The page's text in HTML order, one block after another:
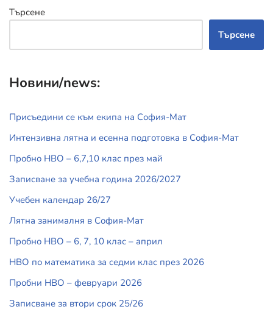
Търсене
Търсене
Новини/news:
Присъедини се към екипа на София-Мат
Интензивна лятна и есенна подготовка в София-Мат
Пробно НВО – 6,7,10 клас през май
Записване за учебна година 2026/2027
Учебен календар 26/27
Лятна занималня в София-Мат
Пробно НВО – 6, 7, 10 клас – април
НВО по математика за седми клас през 2026
Пробни НВО – февруари 2026
Записване за втори срок 25/26